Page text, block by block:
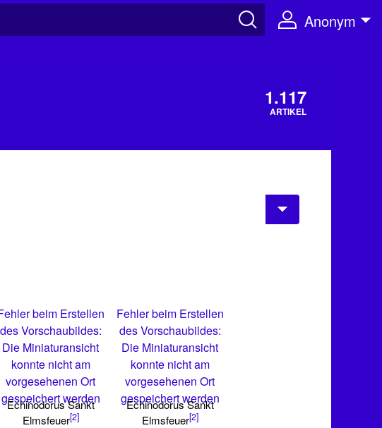
Anonym
1.117
ARTIKEL
beim Erstellen
des Vorschaubildes:
Die Miniaturansicht
konnte nicht am
vorgesehenen Ort
gespeichert werden
Echinodorus Sankt
Elmsfeuer[2]
Fehler beim Erstellen
des Vorschaubildes:
Die Miniaturansicht
konnte nicht am
vorgesehenen Ort
gespeichert werden
Echinodorus Sankt
Elmsfeuer[2]